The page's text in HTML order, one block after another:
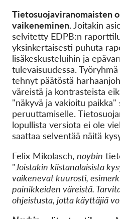
Tietosuojaviranomaisten
vaikeneminen. Joitakin
selvitetty EDPB:n
yksinkertaisesti puhuta
lisäkeskusteluihin ja
tulevaisuudessa.
tehnyt päätöstä
väreistä ja kontrasteista
"näkyvä ja vakioitu paikka"
peruuttamiselle.
lopullista versiota ei ole
saattaa selventää näitä
Felix Mikolasch, noybin
"Joistakin kiistanalaisista
vaikenevat kuurosti,
painikkeiden väreistä.
ohjeistusta, jotta käyttäjiä